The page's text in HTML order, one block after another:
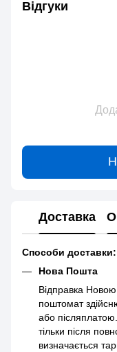
Відгуки
Доставка
Способи доставки:
Нова Пошта
Відправка
поштомат
або
тільки після
визначається